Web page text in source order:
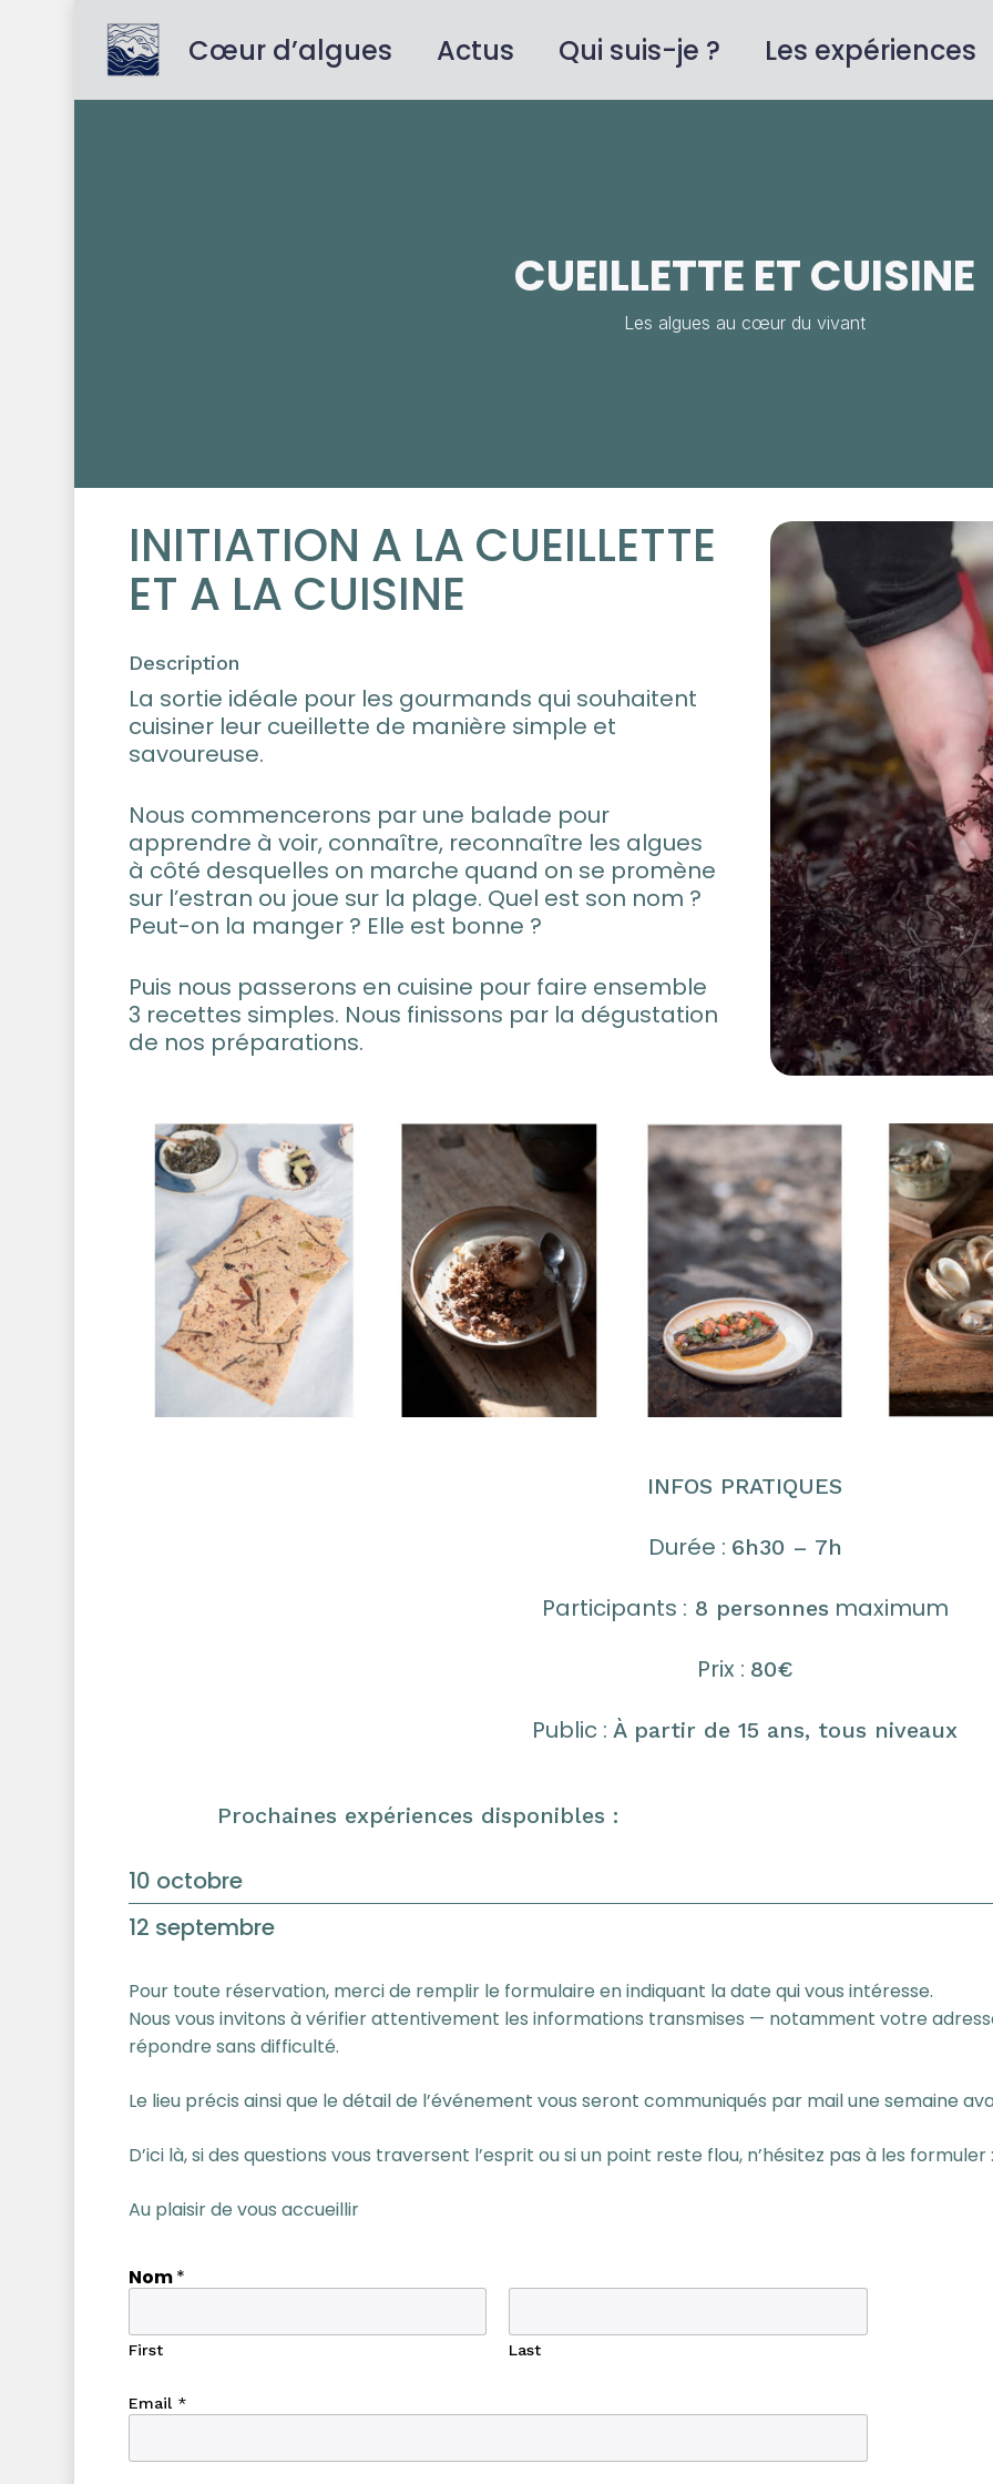
content
Cœur d’algues Actus Qui suis-je ? Les expériences
Cart
CUEILLETTE ET CUISINE
Les algues au cœur du vivant
INITIATION A LA CUEILLETTE
ET A LA CUISINE
Description
La sortie idéale pour les gourmands qui souhaitent
cuisiner leur cueillette de manière simple et
savoureuse.
Nous commencerons par une balade pour
apprendre à voir, connaître, reconnaître les algues
à côté desquelles on marche quand on se promène
sur l’estran ou joue sur la plage. Quel est son nom ?
Peut-on la manger ? Elle est bonne ?
Puis nous passerons en cuisine pour faire ensemble
3 recettes simples. Nous finissons par la dégustation
de nos préparations.
INFOS PRATIQUES
Durée : 6h30 – 7h
Participants : 8 personnes maximum
Prix : 80€
Public : À partir de 15 ans, tous niveaux
Prochaines expériences disponibles :
10
octobre
10 octobre
12
septembre
12 septembre
Pour toute réservation, merci de remplir le formulaire en indiquant la date qui vous intéresse.
Nous vous invitons à vérifier attentivement les informations transmises — notamment votre
répondre sans difficulté.
Le lieu précis ainsi que le détail de l’événement vous seront communiqués par mail une semaine
D’ici là, si des questions vous traversent l’esprit ou si un point reste flou, n’hésitez pas à les
Au plaisir de vous accueillir
a
u
i
Nom*
First Last
Email *